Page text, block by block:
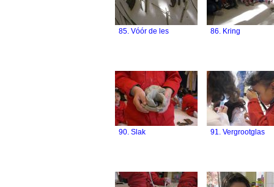
85. Vóór de les 86. Kring
90. Slak 91. Vergrootglas